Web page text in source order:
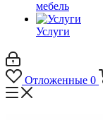
мебель
Услуги
Отложенные 0